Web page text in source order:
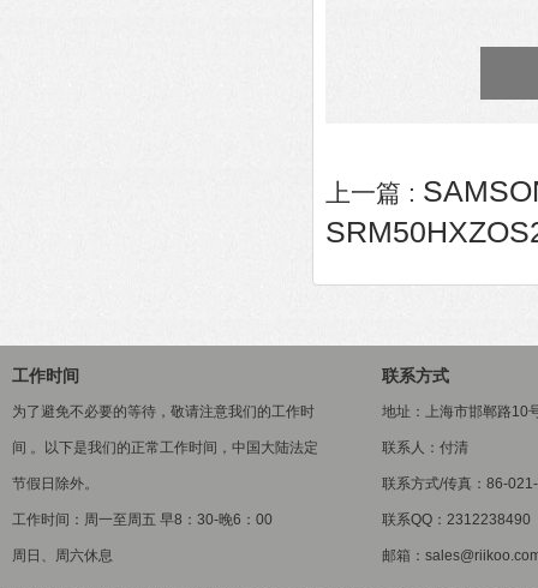
上一篇 :
工作时间
为了避免不必要的等待，敬请注意我们的工作时
间 。以下是我们的正常工作时间，中国大陆法定
节假日除外。
工作时间：周一至周五 早8：30-晚6：00
周日、周六休息
联系方式
地址：上海市邯郸路10
联系人：付清
联系方式/传真：86-
联系QQ：2312238490
邮箱：